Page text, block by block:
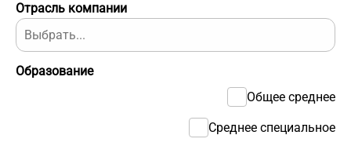
Отрасль компании
Образование
Общее среднее
Среднее специальное